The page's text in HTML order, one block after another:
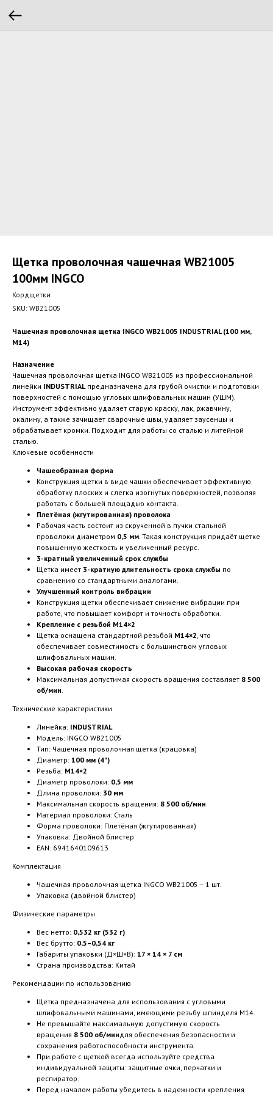
Щетка проволочная чашечная WB21005
100мм INGCO
Кордщетки
SKU: WB21005
Чашечная проволочная щетка INGCO WB21005 INDUSTRIAL (100 мм,
М14)
Назначение
Чашечная проволочная щетка INGCO WB21005 из профессиональной
линейки INDUSTRIALпредназначена для грубой очистки и подготовки
поверхностей с помощью угловых шлифовальных машин (УШМ).
Инструмент эффективно удаляет старую краску, лак, ржавчину,
окалину, а также зачищает сварочные швы, удаляет заусенцы и
обрабатывает кромки. Подходит для работы со сталью и литейной
сталью.
Ключевые особенности
Чашеобразная форма
Конструкция щетки в виде чашки обеспечивает эффективную
обработку плоских и слегка изогнутых поверхностей, позволяя
работать с большей площадью контакта.
Плетёная (жгутированная) проволока
Рабочая часть состоит из скрученной в пучки стальной
проволоки диаметром 0,5 мм. Такая конструкция придаёт щетке
повышенную жесткость и увеличенный ресурс.
3-кратный увеличенный срок службы
Щетка имеет 3-кратную длительность срока службы по
сравнению со стандартными аналогами.
Улучшенный контроль вибрации
Конструкция щетки обеспечивает снижение вибрации при
работе, что повышает комфорт и точность обработки.
Крепление с резьбой М14×2
Щетка оснащена стандартной резьбой М14×2, что
обеспечивает совместимость с большинством угловых
шлифовальных машин.
Высокая рабочая скорость
Максимальная допустимая скорость вращения составляет 8 500
об/мин.
Технические характеристики
Линейка: INDUSTRIAL
Модель: INGCO WB21005
Тип: Чашечная проволочная щетка (крацовка)
Диаметр: 100 мм (4")
Резьба: М14×2
Диаметр проволоки: 0,5 мм
Длина проволоки: 30 мм
Максимальная скорость вращения: 8 500 об/мин
Материал проволоки: Сталь
Форма проволоки: Плетёная (жгутированная)
Упаковка: Двойной блистер
EAN: 6941640109613
Комплектация
Чашечная проволочная щетка INGCO WB21005 – 1 шт.
Упаковка (двойной блистер)
Физические параметры
Вес нетто: 0,532 кг (532 г)
Вес брутто: 0,5–0,54 кг
Габариты упаковки (Д×Ш×В): 17 × 14 × 7 см
Страна производства: Китай
Рекомендации по использованию
Щетка предназначена для использования с угловыми
шлифовальными машинами, имеющими резьбу шпинделя М14.
Не превышайте максимальную допустимую скорость
вращения 8 500 об/миндля обеспечения безопасности и
сохранения работоспособности инструмента.
При работе с щеткой всегда используйте средства
индивидуальной защиты: защитные очки, перчатки и
респиратор.
Перед началом работы убедитесь в надежности крепления